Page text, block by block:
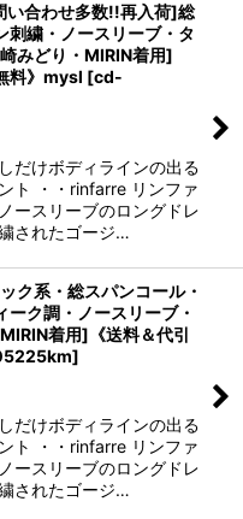
合わせ多数!!再入荷]総
刺繍・ノースリーブ・タ
みどり・MIRIN着用]
料》mysl [cd-
だけボディラインの出る
ト ・・rinfarre リンファ
ースリーブのロングドレ
されたゴージ…
系・総スパンコール・
ク調・ノースリーブ・
着用]《送料＆代引
]
だけボディラインの出る
ト ・・rinfarre リンファ
ースリーブのロングドレ
されたゴージ…